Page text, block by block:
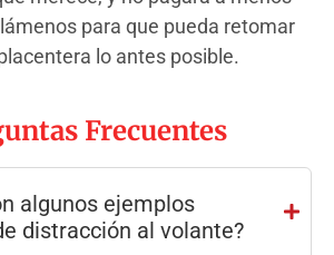
para que pueda retomar
lo antes posible.
Frecuentes
algunos ejemplos
distracción al volante?